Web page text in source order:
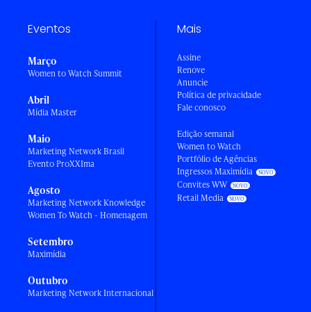
Eventos
Março
Women to Watch Summit
Abril
Mídia Master
Maio
Marketing Network Brasil
Evento ProXXIma
Agosto
Marketing Network Knowledge
Women To Watch - Homenagem
Setembro
Maximídia
Outubro
Marketing Network Internacional
Mais
Assine
Renove
Anuncie
Política de privacidade
Fale conosco
Edição semanal
Women to Watch
Portfólio de Agências
Ingressos Maximídia
Convites WW
Retail Media